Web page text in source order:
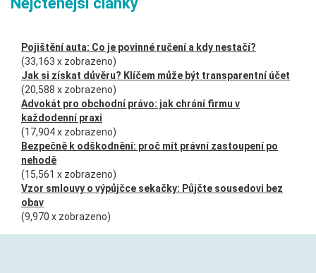
Pojištění auta: Co je povinné ručení a kdy nestačí?
(33,163 x zobrazeno)
Jak si získat důvěru? Klíčem může být transparentní účet
(20,588 x zobrazeno)
Advokát pro obchodní právo: jak chrání firmu v
každodenní praxi
(17,904 x zobrazeno)
Bezpečně k odškodnění: proč mít právní zastoupení po
nehodě
(15,561 x zobrazeno)
Vzor smlouvy o výpůjčce sekačky: Půjčte sousedovi bez
obav
(9,970 x zobrazeno)